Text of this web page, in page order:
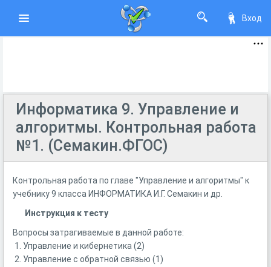
Вход
Информатика 9. Управление и
алгоритмы. Контрольная работа
№1. (Семакин.ФГОС)
Контрольная работа по главе "Управление и алгоритмы" к
учебнику 9 класса ИНФОРМАТИКА И.Г. Семакин и др.
Инструкция к тесту
Вопросы затрагиваемые в данной работе:
1. Управление и кибернетика (2)
2. Управление с обратной связью (1)